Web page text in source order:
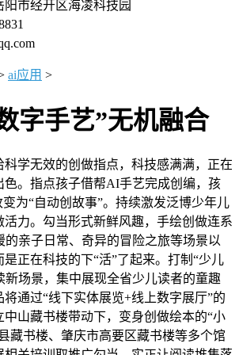
市经开区海凌科技园
ai应用 >
字手艺”无机融合
无效的创做指点，科技感满满，正在
色。指点孩子借帮AI手艺完成创编，孩
为“自动创故事”。持续激发泛博少年儿
力。勾当形式新鲜风趣，手绘创做连系
的亲子日常、奇异的冒险之旅等场景以
正在科技的下“活”了起来。打制“少儿
新场景，集中展现全省少儿读者的童趣
通过“线下实体展览+线上数字展厅”的
山藏书楼带动下，变身创做绘本的“小
藏书楼、肇庆市高要区藏书楼等多个馆